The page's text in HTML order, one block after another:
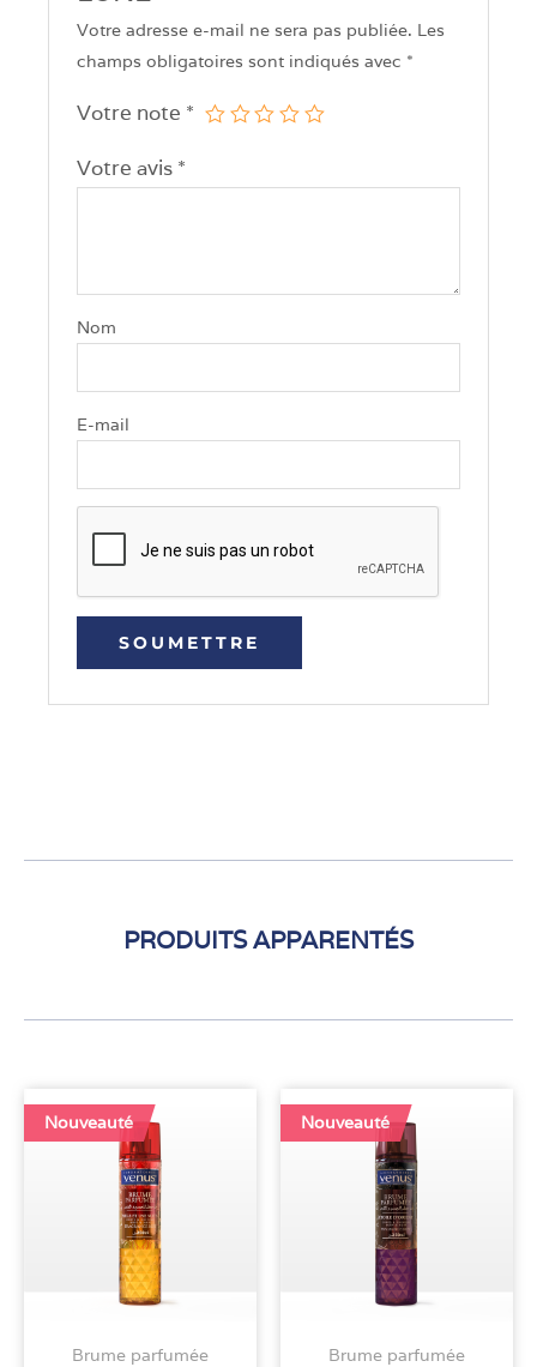
Votre adresse e-mail ne sera pas publiée. Les
champs obligatoires sont indiqués avec *
Votre note *
Votre avis *
Nom
E-mail
PRODUITS APPARENTÉS
Nouveauté
Brume parfumée
Nouveauté
Brume parfumée